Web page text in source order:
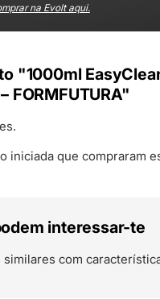
na Evolt aqui.
"1000ml
FORMFUTURA"
iniciada que compraram
interessar-te
com